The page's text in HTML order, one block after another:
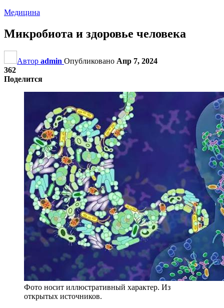
Медицина
Микробиота и здоровье человека
Автор admin Опубликовано Апр 7, 2024
362
Поделится
Фото носит иллюстративный характер. Из
открытых источников.